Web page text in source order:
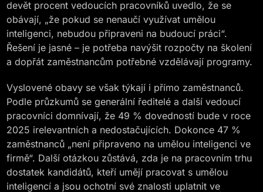
devět procent vedoucích pracovníků uvedlo, že se
obávají, „že pokud se nenaučí využívat umělou
inteligenci, nebudou připraveni na budoucí práci“.
Řešení je jasné – je potřeba navýšit rozpočty na školení
a dopřát zaměstnancům potřebné vzdělávají programy.
Vyslovené obavy se však týkají i přímo zaměstnanců.
Podle průzkumů se generální ředitelé a další vedoucí
pracovníci domnívají, že 49 % dovedností bude v roce
2025 irelevantních a nedostačujících. Dokonce 47 %
zaměstnanců „není připraveno na umělou inteligenci ve
firmě“. Další otázkou zůstává, zda je na pracovním trhu
dostatek kandidátů, kteří umějí pracovat s umělou
inteligencí a jsou ochotní své znalosti uplatnit ve